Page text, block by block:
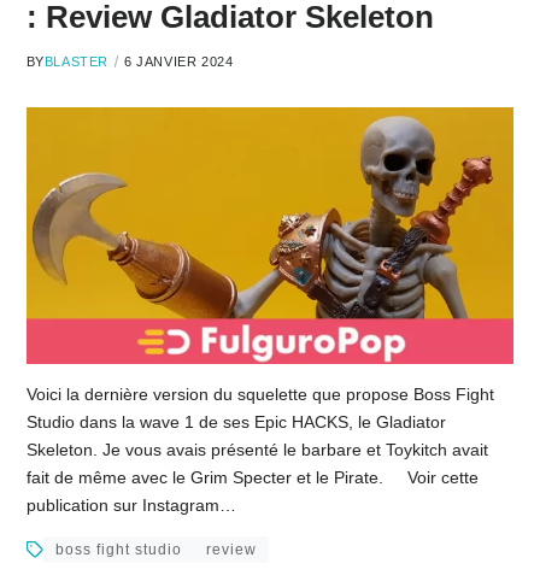
: Review Gladiator Skeleton
BYBLASTER 6 JANVIER 2024
Voici la dernière version du squelette que propose Boss Fight
Studio dans la wave 1 de ses Epic HACKS, le Gladiator
Skeleton. Je vous avais présenté le barbare et Toykitch avait
fait de même avec le Grim Specter et le Pirate. Voir cette
publication sur Instagram…
boss fight studio review